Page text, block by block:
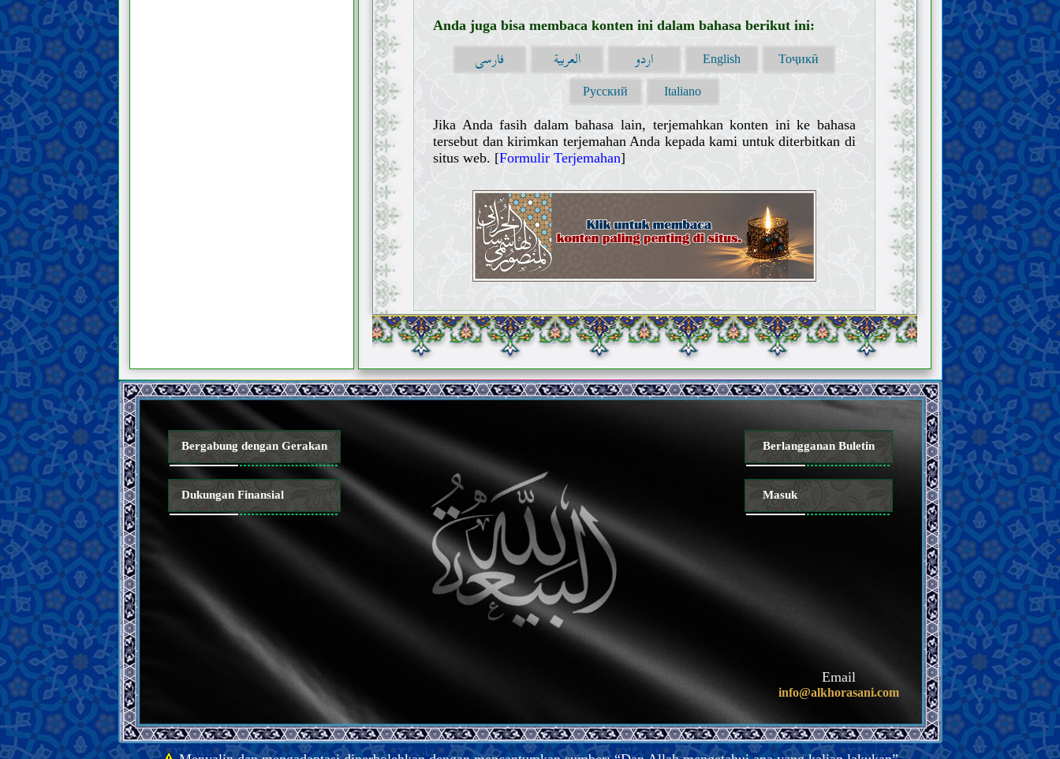
Anda juga bisa membaca konten ini dalam bahasa berikut ini:
فارسی العربية اردو English Тоҷикӣ
Русский Italiano
Jika Anda fasih dalam bahasa lain, terjemahkan konten ini ke bahasa
tersebut dan kirimkan terjemahan Anda kepada kami untuk diterbitkan di
situs web. [Formulir Terjemahan]
12 . Sebuah ucapan dari Yang Terhormat
ketika beliau dikepung oleh musuh-musuh
beliau dari kalangan orang-orang yang
fanatik terhadap mazhab dan syekh.
13 . Sebuah ucapan dari Yang Terhormat
tentang fakta bahwa seruan beliau menuju
al-Mahdi merupakan ujian bagi negara-
negara dan kelompok-kelompok Islam
14 . Sebuah ucapan yang sangat penting
dan mencerahkan dari Yang Mulia beliau
tentang syarat bagi kemunculan al-Mahdi
Tanda-tanda kedatangan Imam
Mahdi dan fitnah Akhir Zaman
Memahami iman dan kekufuran
Sifat-sifat iman dan kekufuran serta
para pengikutnya
Hal-hal terkait agama, mazhab dan
Bergabung dengan Gerakan
Dukungan Finansial
Berlangganan Buletin
Masuk
Email
info@alkhorasani.com